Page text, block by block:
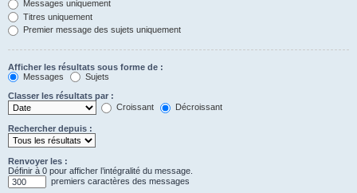
Messages uniquement
Titres uniquement
Premier message des sujets uniquement
Afficher les résultats sous forme de :
Messages
Sujets
Classer les résultats par :
Croissant
Décroissant
Rechercher depuis :
Renvoyer les :
Définir à 0 pour afficher l’intégralité du message.
premiers caractères des messages